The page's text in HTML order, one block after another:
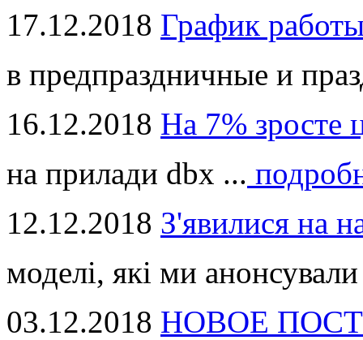
17.12.2018 График
в предпраздничные и
16.12.2018 На 7% зросте
на прилади dbx ...
12.12.2018 З'явилися на
моделі, які ми
03.12.2018 НОВОЕ